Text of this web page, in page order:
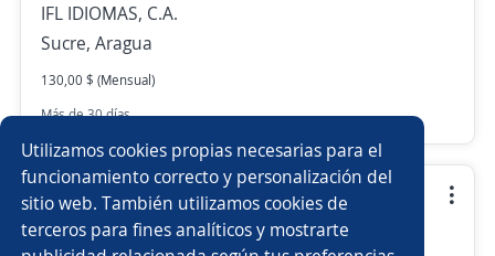
Utilizamos cookies propias necesarias para el
funcionamiento correcto y personalización del
sitio web. También utilizamos cookies de
terceros para fines analíticos y mostrarte
IFL IDIOMAS, C.A.
Sucre, Aragua
130,00 $ (Mensual)
Más de 30 días
Vigilante
IFL IDIOMAS, C.A.